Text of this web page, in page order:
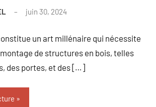
juin 30, 2024
un art millénaire qui nécessite
de structures en bois, telles
des portes, et des […]